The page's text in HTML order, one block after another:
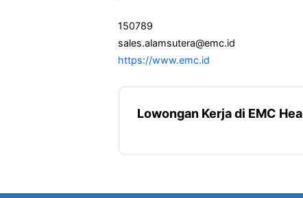
150789
sales.alamsutera@emc.id
https://www.emc.id
Lowongan Kerja di EMC